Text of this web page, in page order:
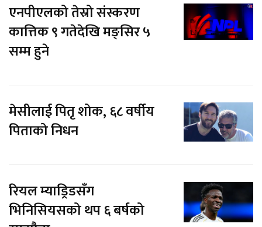
एनपीएलको तेस्रो संस्करण
कात्तिक ९ गतेदेखि मङ्सिर ५
सम्म हुने
मेसीलाई पितृ शोक, ६८ वर्षीय
पिताको निधन
रियल म्याड्रिडसँग
भिनिसियसको थप ६ बर्षको